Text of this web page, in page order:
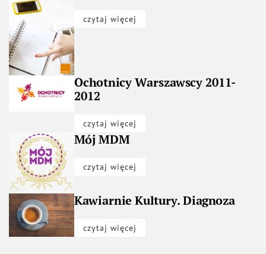
czytaj więcej
Ochotnicy Warszawscy 2011-
2012
czytaj więcej
Mój MDM
czytaj więcej
Kawiarnie Kultury. Diagnoza
czytaj więcej